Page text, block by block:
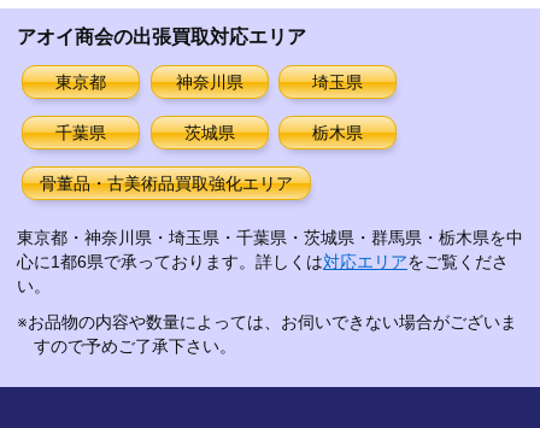
アオイ商会の出張買取対応エリア
東京都 神奈川県 埼玉県
千葉県 茨城県 栃木県
骨董品・古美術品買取強化エリア
東京都・神奈川県・埼玉県・千葉県・茨城県・群馬県・栃木県を中
心に1都6県で承っております。詳しくは対応エリアをご覧くださ
い。
※お品物の内容や数量によっては、お伺いできない場合がございま
すので予めご了承下さい。